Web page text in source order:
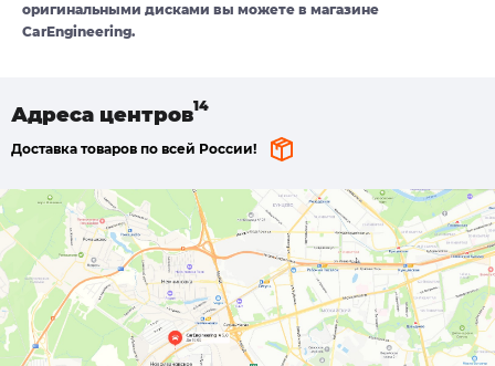
оригинальными дисками вы можете в магазине
CarEngineering.
Адреса центров
Доставка товаров по всей России!